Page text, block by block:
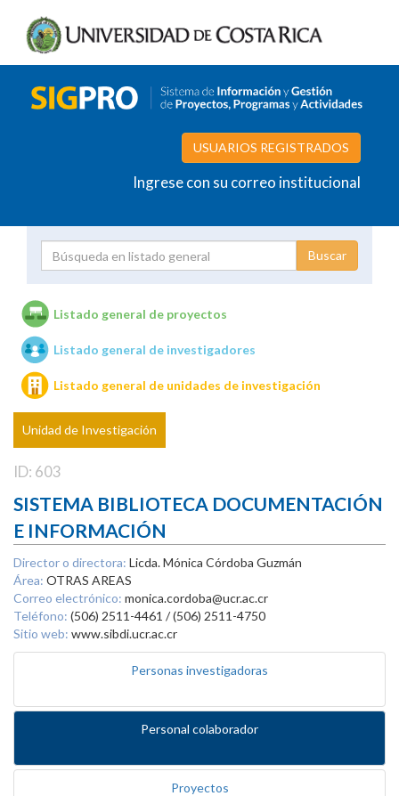
USUARIOS REGISTRADOS
Ingrese con su correo institucional
Unidades de investigación
Listado general de proyectos
Listado general de investigadores
Listado general de unidades de investigación
Unidad de Investigación
ID: 603
SISTEMA BIBLIOTECA DOCUMENTACIÓN
E INFORMACIÓN
Director o directora: Licda. Mónica Córdoba Guzmán
Área: OTRAS AREAS
Correo electrónico: monica.cordoba@ucr.ac.cr
Teléfono: (506) 2511-4461 / (506) 2511-4750
Sitio web: www.sibdi.ucr.ac.cr
Personas investigadoras
Personal colaborador
Proyectos